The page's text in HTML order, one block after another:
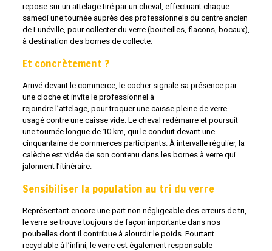
repose sur un attelage tiré par un cheval, effectuant chaque
samedi une tournée auprès des professionnels du centre ancien
de Lunéville, pour collecter du verre (bouteilles, flacons, bocaux),
à destination des bornes de collecte.
Et concrètement ?
Arrivé devant le commerce, le cocher signale sa présence par
une cloche et invite le professionnel à
rejoindre l’attelage, pour troquer une caisse pleine de verre
usagé contre une caisse vide. Le cheval redémarre et poursuit
une tournée longue de 10 km, qui le conduit devant une
cinquantaine de commerces participants. À intervalle régulier, la
calèche est vidée de son contenu dans les bornes à verre qui
jalonnent l’itinéraire.
Sensibiliser la population au tri du verre
Représentant encore une part non négligeable des erreurs de tri,
le verre se trouve toujours de façon importante dans nos
poubelles dont il contribue à alourdir le poids. Pourtant
recyclable à l’infini, le verre est également responsable